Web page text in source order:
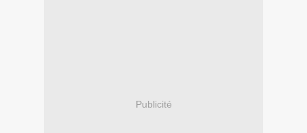
Publicité